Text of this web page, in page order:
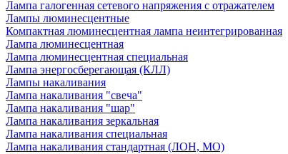
Лампа галогенная сетевого напряжения с отражателем
Лампы люминесцентные
Компактная люминесцентная лампа неинтегрированная
Лампа люминесцентная
Лампа люминесцентная специальная
Лампа энергосберегающая (КЛЛ)
Лампы накаливания
Лампа накаливания "свеча"
Лампа накаливания "шар"
Лампа накаливания зеркальная
Лампа накаливания специальная
Лампа накаливания стандартная (ЛОН, МО)